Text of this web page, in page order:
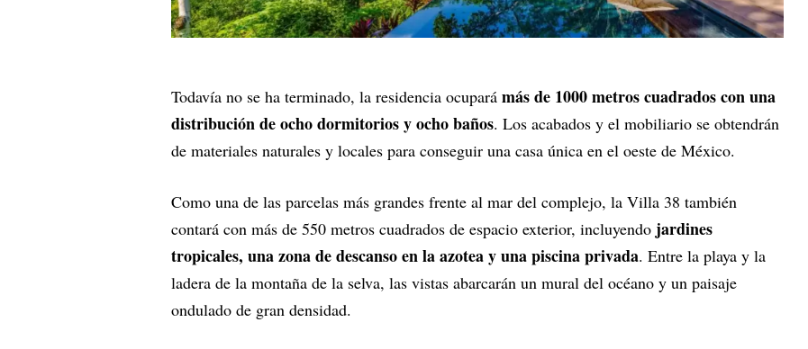
Todavía no se ha terminado, la residencia ocupará más de 1000 metros cuadrados con una
distribución de ocho dormitorios y ocho baños. Los acabados y el mobiliario se obtendrán
de materiales naturales y locales para conseguir una casa única en el oeste de México.
Como una de las parcelas más grandes frente al mar del complejo, la Villa 38 también
contará con más de 550 metros cuadrados de espacio exterior, incluyendo jardines
tropicales, una zona de descanso en la azotea y una piscina privada. Entre la playa y la
ladera de la montaña de la selva, las vistas abarcarán un mural del océano y un paisaje
ondulado de gran densidad.